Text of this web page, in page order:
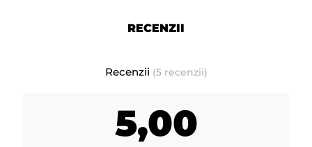
RECENZII
Recenzii (5 recenzii)
5,00